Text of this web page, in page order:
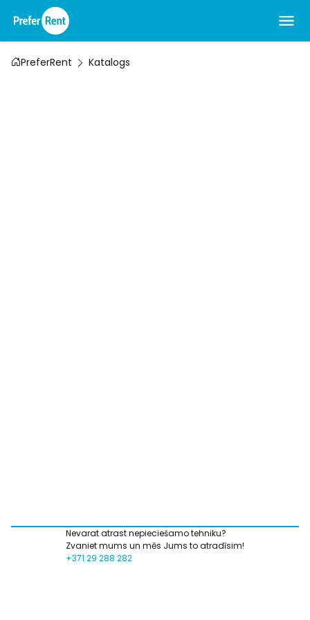
PreferRent Katalogs
Nevarat atrast nepieciešamo tehniku?
Zvaniet mums un mēs Jums to atradīsim!
+371 29 288 282